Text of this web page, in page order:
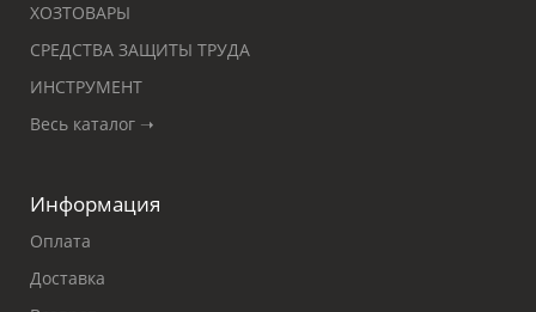
ХОЗТОВАРЫ
СРЕДСТВА ЗАЩИТЫ ТРУДА
ИНСТРУМЕНТ
Весь каталог ➝
Информация
Оплата
Доставка